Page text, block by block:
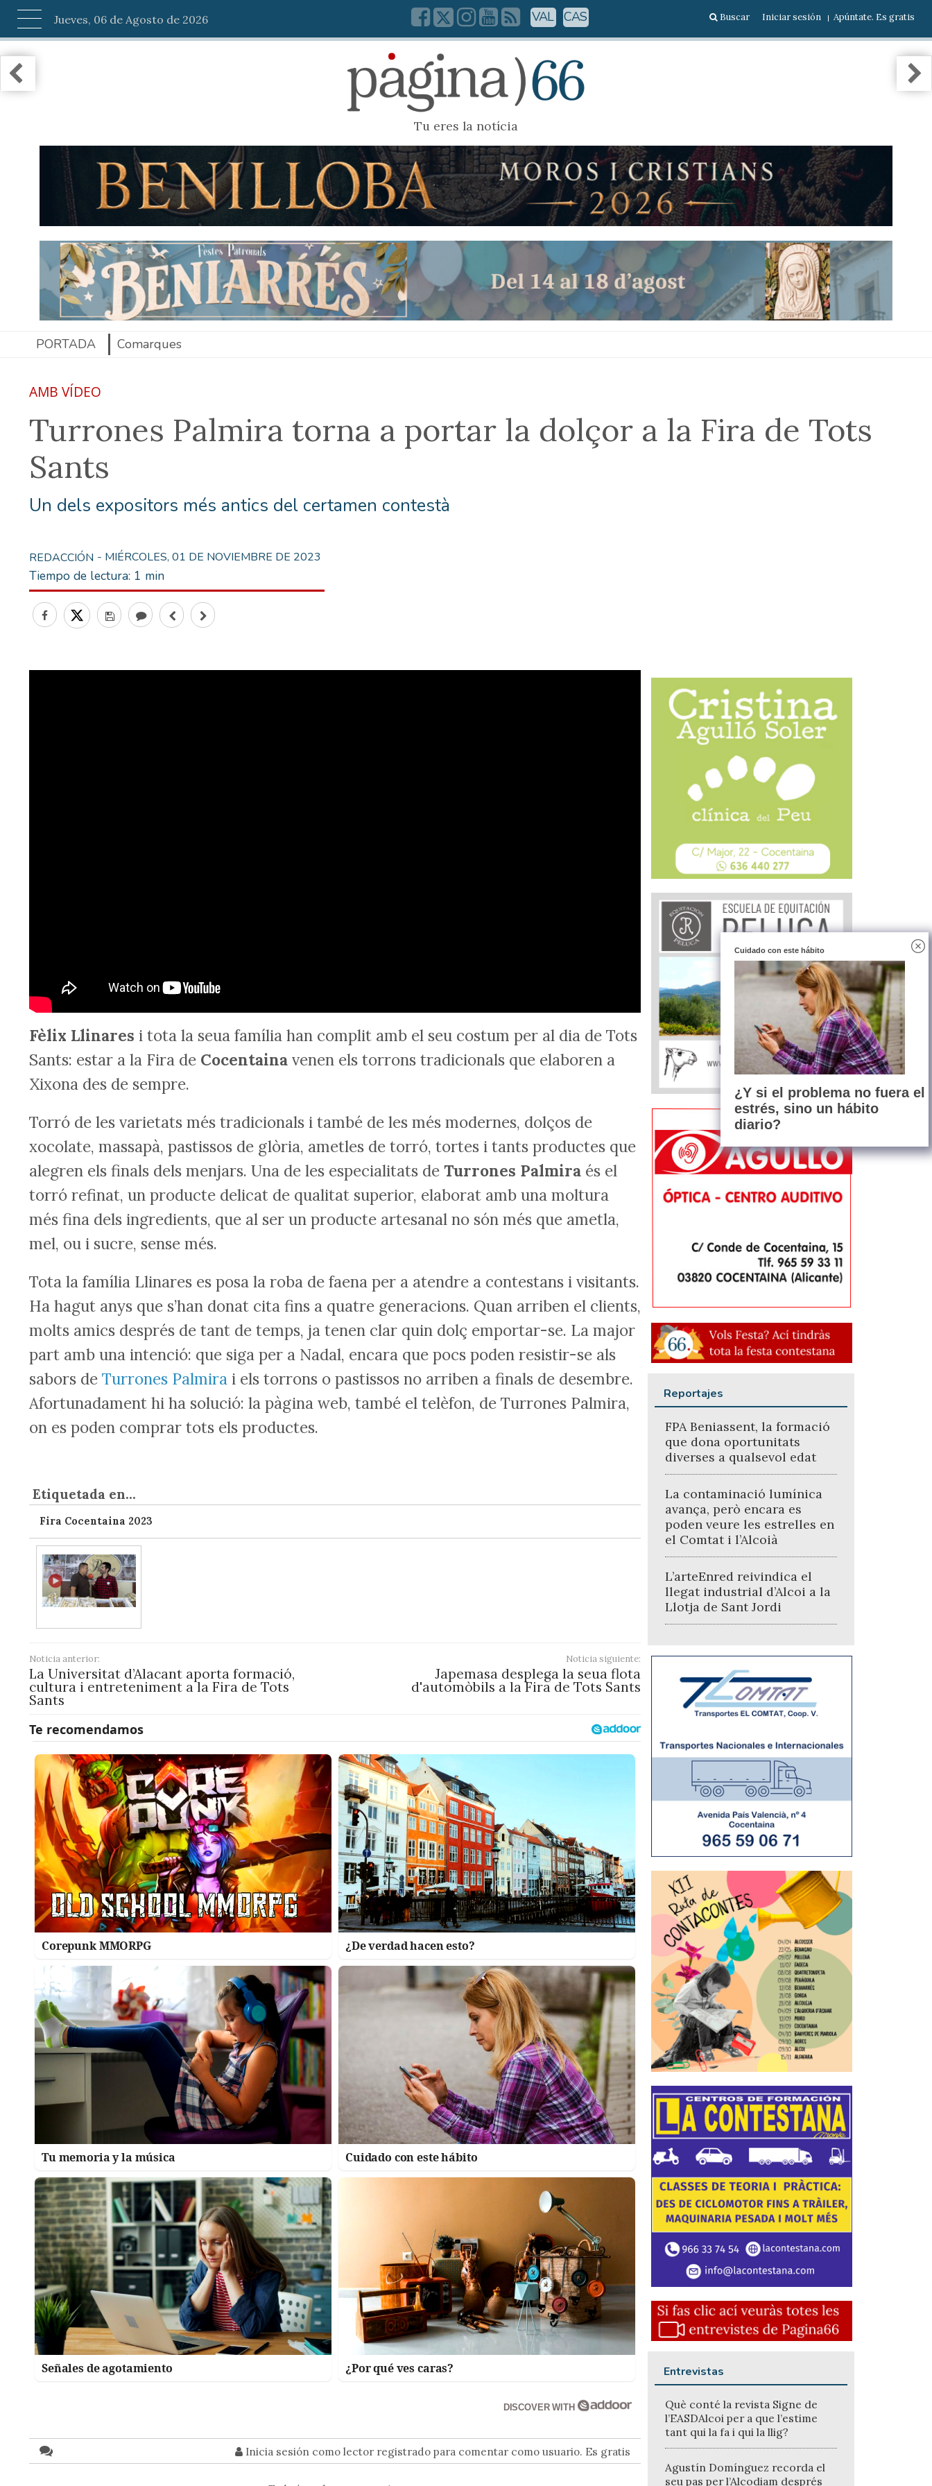
Jueves, 06 de Agosto de 2026 VAL CAS Buscar Iniciar sesión Apúntate. Es gratis
Tu eres la notícia
PORTADA Comarques
AMB VÍDEO
Turrones Palmira torna a portar la dolçor a la Fira de Tots
Sants
Un dels expositors més antics del certamen contestà
REDACCIÓN - MIÉRCOLES, 01 DE NOVIEMBRE DE 2023
Tiempo de lectura: 1 min
Fèlix Llinares i tota la seua família han complit amb el seu costum per al dia de Tots
Sants: estar a la Fira de Cocentaina venen els torrons tradicionals que elaboren a
Xixona des de sempre.
Torró de les varietats més tradicionals i també de les més modernes, dolços de
xocolate, massapà, pastissos de glòria, ametles de torró, tortes i tants productes que
alegren els finals dels menjars. Una de les especialitats de Turrones Palmira és el
torró refinat, un producte delicat de qualitat superior, elaborat amb una moltura
més fina dels ingredients, que al ser un producte artesanal no són més que ametla,
mel, ou i sucre, sense més.
Tota la família Llinares es posa la roba de faena per a atendre a contestans i visitants.
Ha hagut anys que s’han donat cita fins a quatre generacions. Quan arriben el clients,
molts amics després de tant de temps, ja tenen clar quin dolç emportar-se. La major
part amb una intenció: que siga per a Nadal, encara que pocs poden resistir-se als
sabors de Turrones Palmira i els torrons o pastissos no arriben a finals de desembre.
Afortunadament hi ha solució: la pàgina web, també el telèfon, de Turrones Palmira,
on es poden comprar tots els productes.
Etiquetada en...
Fira Cocentaina 2023
Noticia anterior:
La Universitat d’Alacant aporta formació,
cultura i entreteniment a la Fira de Tots
Sants
Noticia siguiente:
Japemasa desplega la seua flota
d'automòbils a la Fira de Tots Sants
Corepunk MMORPG ¿De verdad hacen esto?
Tu memoria y la música Cuidado con este hábito
Señales de agotamiento ¿Por qué ves caras?
DISCOVER WITH
Inicia sesión como lector registrado para comentar como usuario. Es gratis
Reportajes
FPA Beniassent, la formació
que dona oportunitats
diverses a qualsevol edat
La contaminació lumínica
avança, però encara es
poden veure les estrelles en
el Comtat i l’Alcoià
L’arteEnred reivindica el
llegat industrial d’Alcoi a la
Llotja de Sant Jordi
Entrevistas
Què conté la revista Signe de
l’EASDAlcoi per a que l’estime
tant qui la fa i qui la llig?
Agustín Domínguez recorda el
seu pas per l’Alcodiam després
Cuidado con este hábito
¿Y si el problema no fuera el
estrés, sino un hábito
diario?